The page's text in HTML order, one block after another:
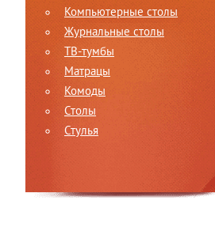
Компьютерные столы
Журнальные столы
ТВ-тумбы
Матрацы
Комоды
Столы
Стулья